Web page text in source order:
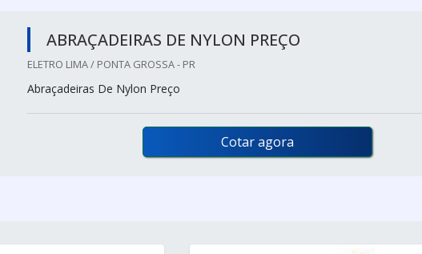
ABRAÇADEIRAS DE NYLON PREÇO
ELETRO LIMA / PONTA GROSSA - PR
Abraçadeiras De Nylon Preço
Cotar agora